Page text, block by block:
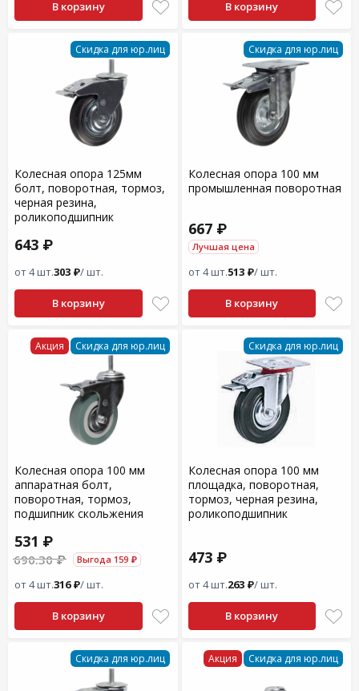
В корзину В корзину
Скидка для юр.лиц
Колесная опора 125мм
болт, поворотная, тормоз,
черная резина,
роликоподшипник
643 ₽
от 4 шт.303 ₽/ шт.
В корзину
Скидка для юр.лиц
Колесная опора 100 мм
промышленная поворотная
667 ₽
Лучшая цена
от 4 шт.513 ₽/ шт.
В корзину
Акция Скидка для юр.лиц
Колесная опора 100 мм
аппаратная болт,
поворотная, тормоз,
подшипник скольжения
531 ₽
690.30 ₽ Выгода 159 ₽
от 4 шт.316 ₽/ шт.
В корзину
Скидка для юр.лиц
Колесная опора 100 мм
площадка, поворотная,
тормоз, черная резина,
роликоподшипник
473 ₽
от 4 шт.263 ₽/ шт.
В корзину
Скидка для юр.лиц Акция Скидка для юр.лиц